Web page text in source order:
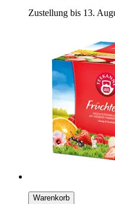
Zustellung bis 13.
Warenkorb